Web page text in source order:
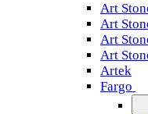
Art
Art
Art
Art
Artek
Fargo